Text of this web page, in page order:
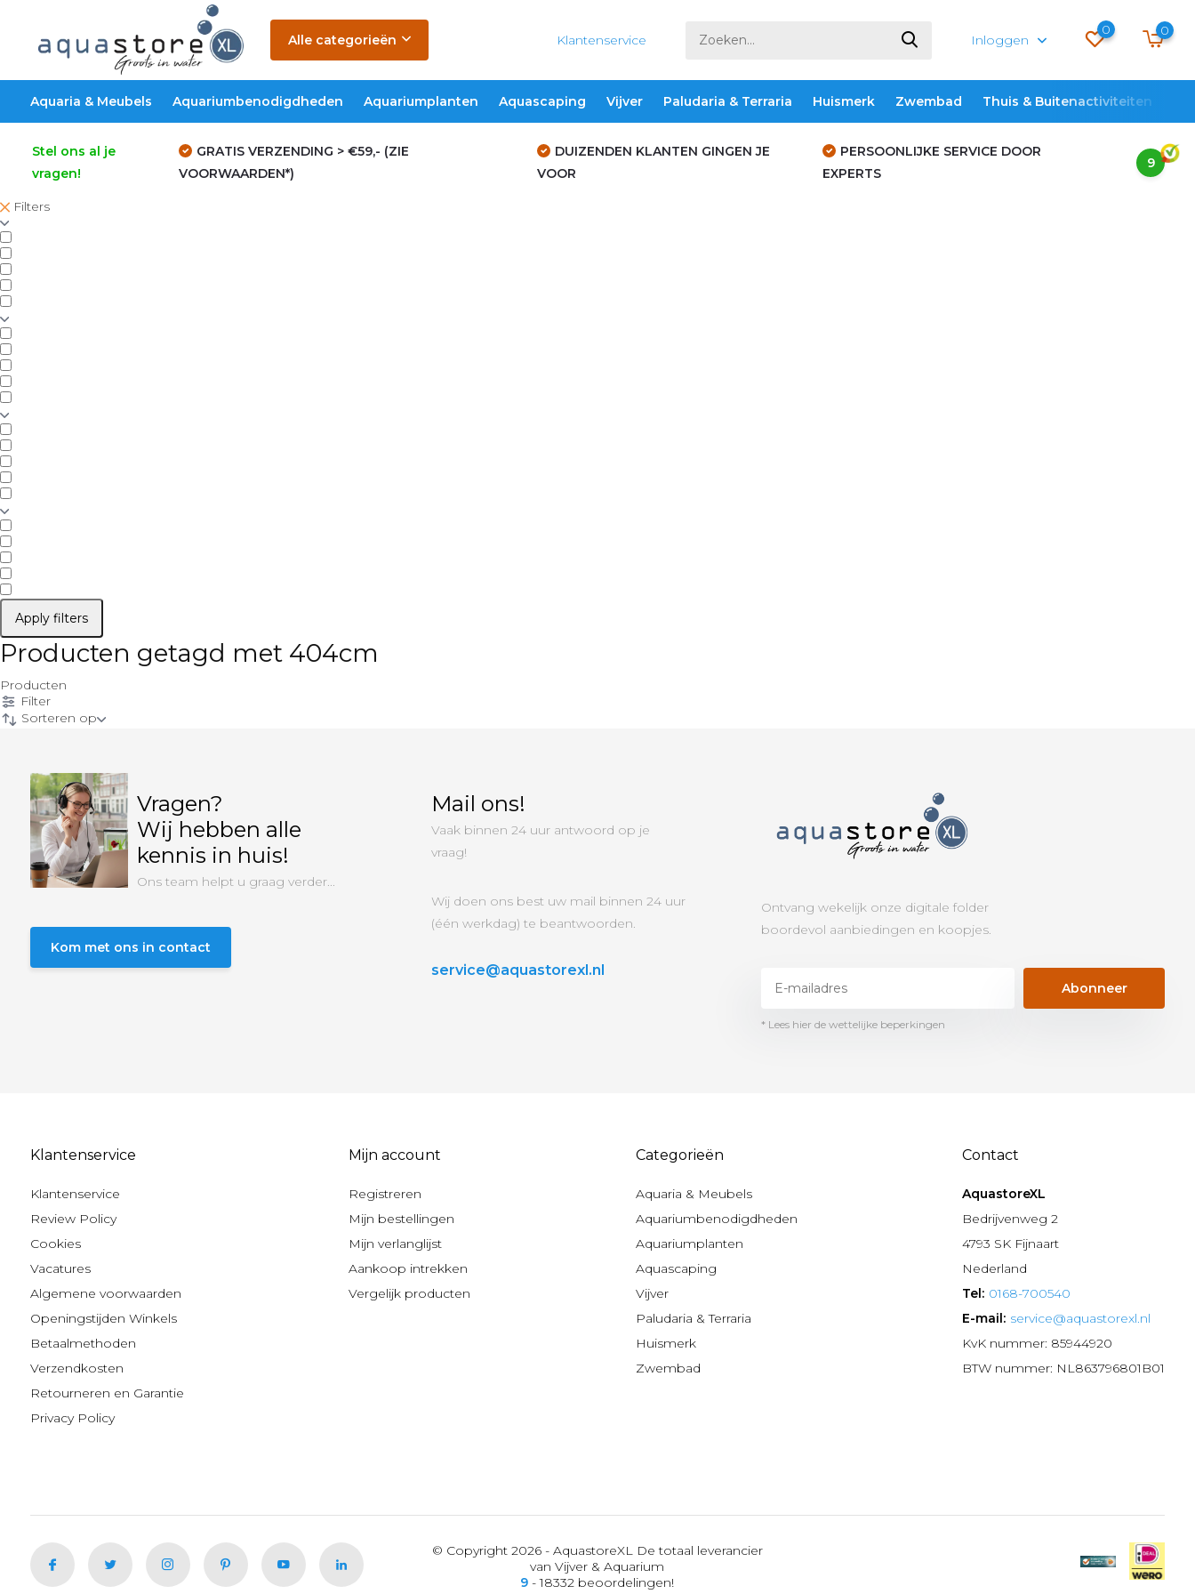
Alle categorieën Klantenservice Inloggen
0 0
Aquaria & Meubels Aquariumbenodigdheden Aquariumplanten Aquascaping Vijver Paludaria & Terraria Huismerk Zwembad Thuis & Buitenactiviteiten
Stel ons al je
vragen!
GRATIS VERZENDING > €59,- (ZIE
VOORWAARDEN*)
DUIZENDEN KLANTEN GINGEN JE
VOOR
PERSOONLIJKE SERVICE DOOR
EXPERTS
9
Filters
Apply filters
Producten getagd met 404cm
Producten
Filter
Sorteren op
Vragen?
Wij hebben alle
kennis in huis!
Ons team helpt u graag verder...
Kom met ons in contact
Mail ons!
Vaak binnen 24 uur antwoord op je
vraag!
Wij doen ons best uw mail binnen 24 uur
(één werkdag) te beantwoorden.
service@aquastorexl.nl
Ontvang wekelijk onze digitale folder
boordevol aanbiedingen en koopjes.
Abonneer
* Lees hier de wettelijke beperkingen
Klantenservice
Klantenservice
Review Policy
Cookies
Vacatures
Algemene voorwaarden
Openingstijden Winkels
Betaalmethoden
Verzendkosten
Retourneren en Garantie
Privacy Policy
Mijn account
Registreren
Mijn bestellingen
Mijn verlanglijst
Aankoop intrekken
Vergelijk producten
Categorieën
Aquaria & Meubels
Aquariumbenodigdheden
Aquariumplanten
Aquascaping
Vijver
Paludaria & Terraria
Huismerk
Zwembad
Contact
AquastoreXL
Bedrijvenweg 2
4793 SK Fijnaart
Nederland
Tel: 0168-700540
E-mail: service@aquastorexl.nl
KvK nummer: 85944920
BTW nummer: NL863796801B01
© Copyright 2026 - AquastoreXL De totaal leverancier
van Vijver & Aquarium
9 - 18332 beoordelingen!